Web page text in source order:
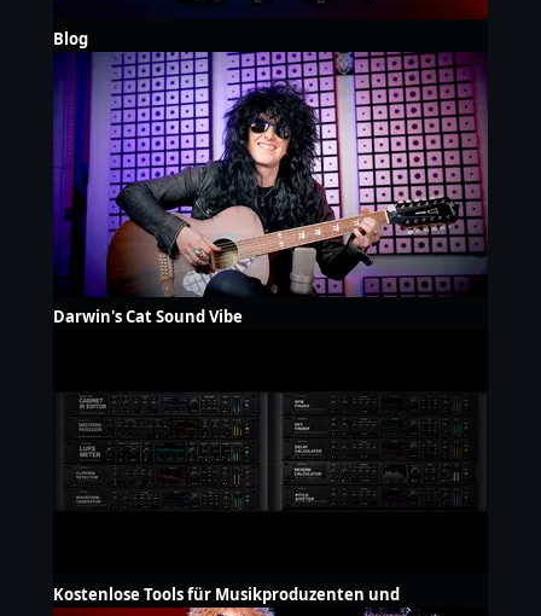
Blog
Darwin's Cat Sound Vibe
Kostenlose Tools für Musikproduzenten und